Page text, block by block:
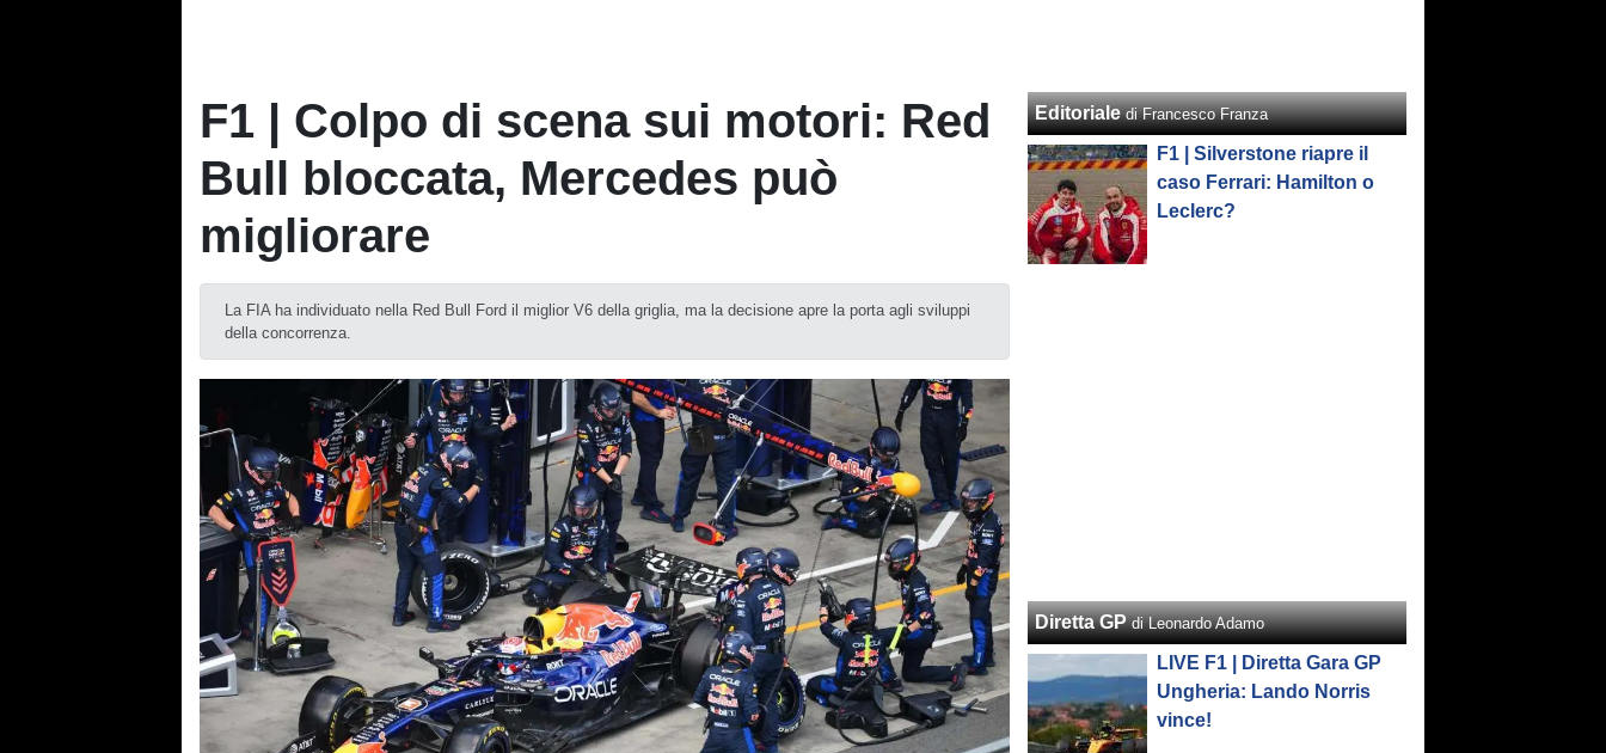
F1 | Colpo di scena sui motori: Red
Bull bloccata, Mercedes può
migliorare
La FIA ha individuato nella Red Bull Ford il miglior V6 della griglia, ma la decisione apre la porta agli sviluppi
della concorrenza.
Editoriale di Francesco Franza
F1 | Silverstone riapre il
caso Ferrari: Hamilton o
Leclerc?
Diretta GP di Leonardo Adamo
LIVE F1 | Diretta Gara GP
Ungheria: Lando Norris
vince!